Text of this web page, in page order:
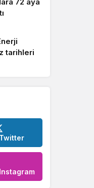
tarihleri
Twitter
Instagram